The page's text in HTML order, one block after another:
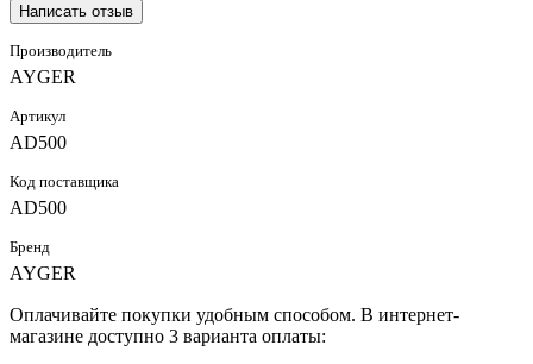
Написать отзыв
Производитель
AYGER
Артикул
AD500
Код поставщика
AD500
Бренд
AYGER
Оплачивайте покупки удобным способом. В интернет-
магазине доступно 3 варианта оплаты: